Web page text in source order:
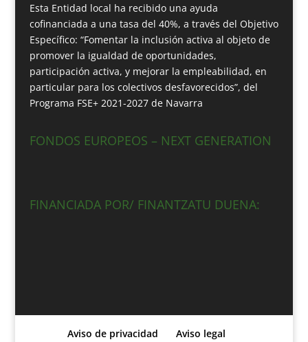
Esta Entidad local ha recibido una ayuda
cofinanciada a una tasa del 40%, a través del Objetivo
Específico: “Fomentar la inclusión activa al objeto de
promover la igualdad de oportunidades,
participación activa, y mejorar la empleabilidad, en
particular para los colectivos desfavorecidos”, del
Programa FSE+ 2021-2027 de Navarra
FONDOS EUROPEOS – NEXT GENERATION
FINANCIADA POR/ FINANTZATU DUENA:
Aviso de privacidad Aviso legal